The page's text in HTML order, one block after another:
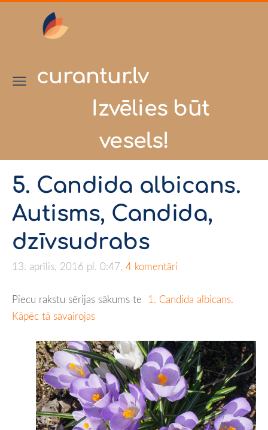
curantur.lv
Izvēlies būt
vesels!
5. Candida albicans.
Autisms, Candida,
dzīvsudrabs
13. aprīlis, 2016 pl. 0:47, 4 komentāri
Piecu rakstu sērijas sākums te 1. Candida albicans.
Kāpēc tā savairojas